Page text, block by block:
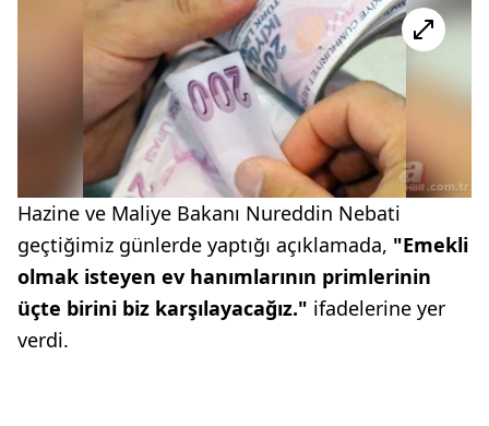
Hazine ve Maliye Bakanı Nureddin Nebati
geçtiğimiz günlerde yaptığı açıklamada, "Emekli
olmak isteyen ev hanımlarının primlerinin
üçte birini biz karşılayacağız." ifadelerine yer
verdi.